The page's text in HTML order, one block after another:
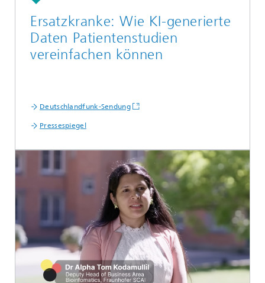
Ersatzkranke: Wie KI-generierte
Daten Patienten­studien
vereinfachen können
Deutschlandfunk-Sendung
Pressespiegel